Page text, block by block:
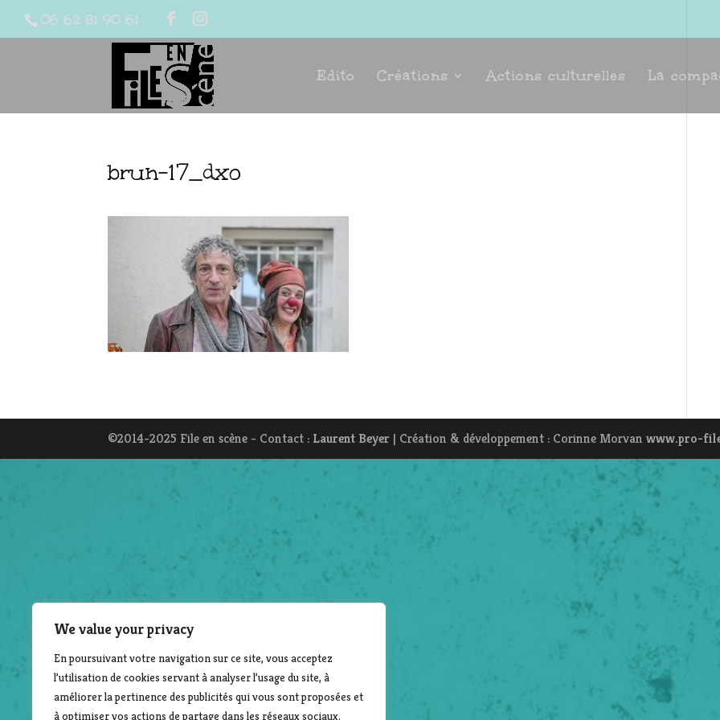
We value your privacy
En poursuivant votre navigation sur ce site, vous acceptez
l’utilisation de cookies servant à analyser l’usage du site, à
améliorer la pertinence des publicités qui vous sont proposées et
à optimiser vos actions de partage dans les réseaux sociaux.
06 62 81 90 61
Edito Créations Actions culturelles La
brun-17_dxo
©2014-2025 File en scène - Contact : Laurent Beyer | Création & développement : Corinne Morvanwww.pro-